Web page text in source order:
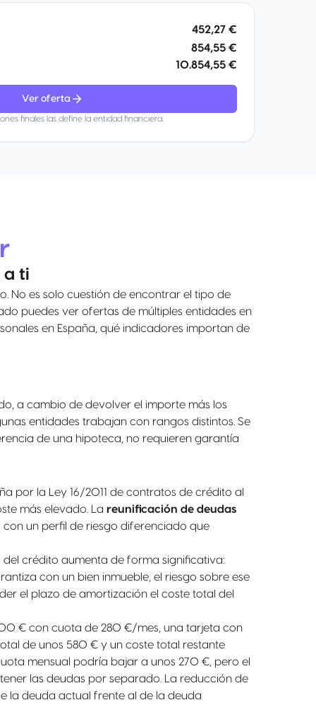
452,27 €
854,55 €
10.854,55 €
Ver oferta
finales las define la entidad financiera.
a ti
No es solo cuestión de encontrar el tipo de
puedes ver ofertas de múltiples entidades en
en España, qué indicadores importan de
a cambio de devolver el importe más los
entidades trabajan con rangos distintos. Se
de una hipoteca, no requieren garantía
por la Ley 16/2011 de contratos de crédito al
más elevado. La reunificación de deudas
un perfil de riesgo diferenciado que
crédito aumenta de forma significativa:
con un bien inmueble, el riesgo sobre ese
el plazo de amortización el coste total del
€ con cuota de 280 €/mes, una tarjeta con
de unos 580 € y un coste total restante
mensual podría bajar a unos 270 €, pero el
las deudas por separado. La reducción de
la deuda actual frente al de la deuda